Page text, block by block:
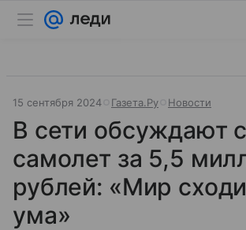
15 сентября 2024 Газета.Ру Новости
В сети обсуждают
самолет за 5,5
рублей: «Мир
ума»